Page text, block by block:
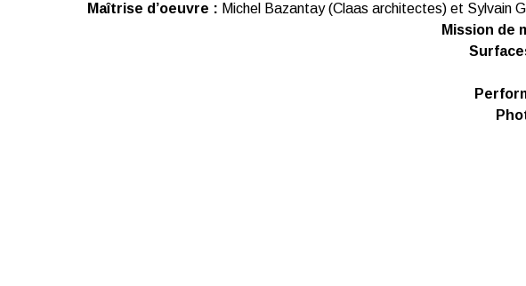
Maîtrise d’oeuvre : Michel Bazantay (Claas architectes) et Sylvain
Mission de